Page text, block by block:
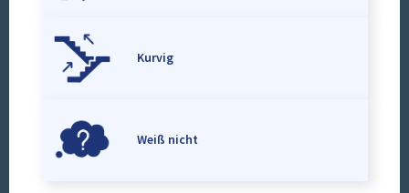
Kurvig
Weiß nicht